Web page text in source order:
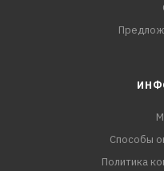
Способы
Политика